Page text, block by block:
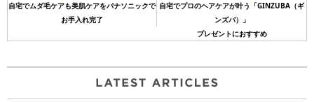
自宅でムダ毛ケアも美肌ケアをパナソニックで
お手入れ完了
自宅でプロのヘアケアが叶う「GINZUBA（ギ
ンズバ）」
プレゼントにおすすめ